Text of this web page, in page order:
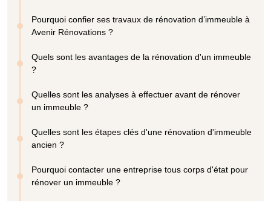
Pourquoi confier ses travaux de rénovation d’immeuble à
Avenir Rénovations ?
Quels sont les avantages de la rénovation d'un immeuble
?
Quelles sont les analyses à effectuer avant de rénover
un immeuble ?
Quelles sont les étapes clés d'une rénovation d'immeuble
ancien ?
Pourquoi contacter une entreprise tous corps d'état pour
rénover un immeuble ?